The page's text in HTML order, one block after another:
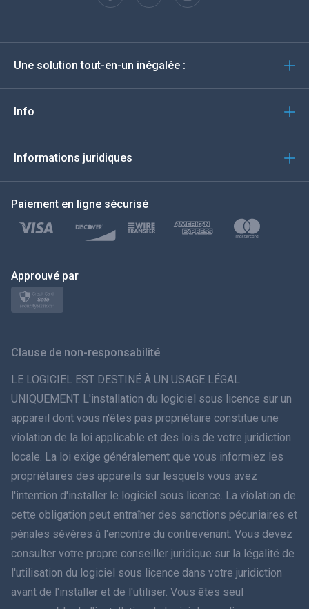
Espagnol
Deutsch
Türkçe
Polski
日本
ภาษาไทย
Dansk
हिंदी
עברית
Română
Ελληνικά
Une solution tout-en-un inégalée :
Info
Informations juridiques
Paiement en ligne sécurisé
Approuvé par
Clause de non-responsabilité
LE LOGICIEL EST DESTINÉ À UN USAGE LÉGAL
UNIQUEMENT. L'installation du logiciel sous licence sur un
appareil dont vous n'êtes pas propriétaire constitue une
violation de la loi applicable et des lois de votre juridiction
locale. La loi exige généralement que vous informiez les
propriétaires des appareils sur lesquels vous avez
l'intention d'installer le logiciel sous licence. La violation de
cette obligation peut entraîner des sanctions pécuniaires et
pénales sévères à l'encontre du contrevenant. Vous devez
consulter votre propre conseiller juridique sur la légalité de
l'utilisation du logiciel sous licence dans votre juridiction
avant de l'installer et de l'utiliser. Vous êtes seul